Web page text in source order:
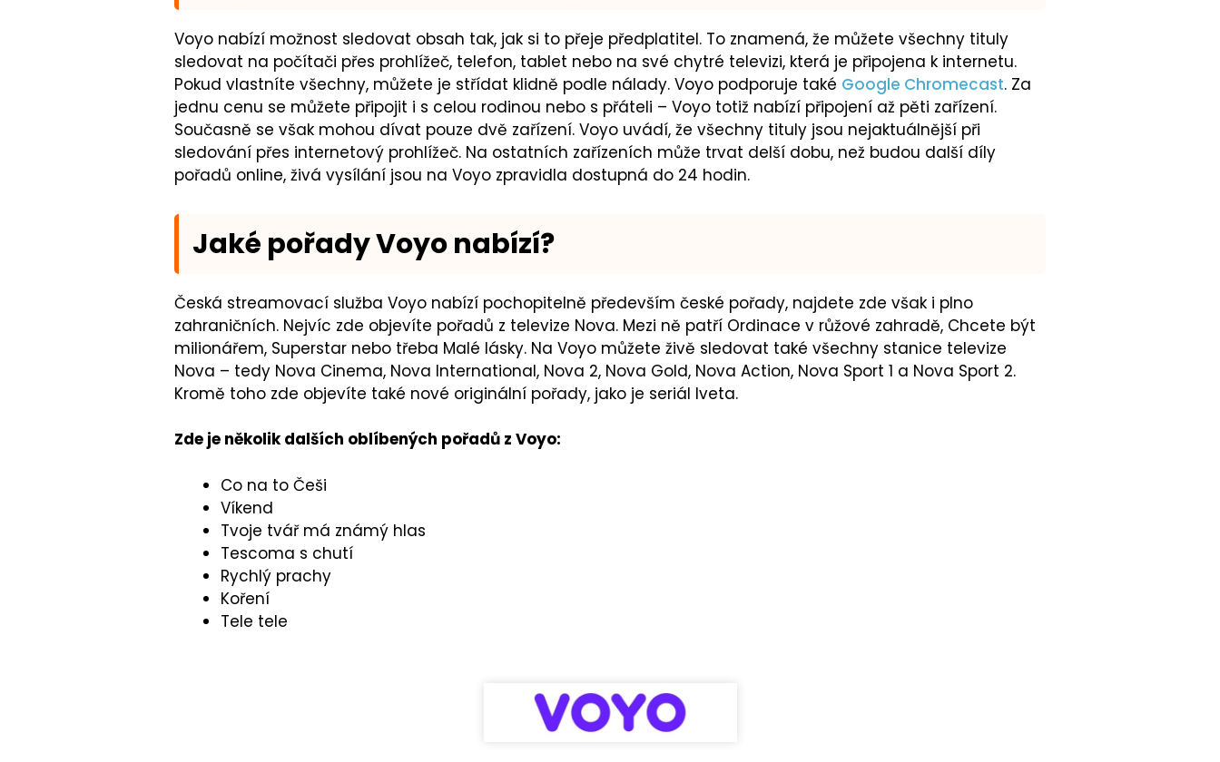
Voyo nabízí možnost sledovat obsah tak, jak si to přeje předplatitel. To znamená, že můžete všechny tituly
sledovat na počítači přes prohlížeč, telefon, tablet nebo na své chytré televizi, která je připojena k internetu.
Pokud vlastníte všechny, můžete je střídat klidně podle nálady. Voyo podporuje také Google Chromecast. Za
jednu cenu se můžete připojit i s celou rodinou nebo s přáteli –⁠ Voyo totiž nabízí připojení až pěti zařízení.
Současně se však mohou dívat pouze dvě zařízení. Voyo uvádí, že všechny tituly jsou nejaktuálnější při
sledování přes internetový prohlížeč. Na ostatních zařízeních může trvat delší dobu, než budou další díly
pořadů online, živá vysílání jsou na Voyo zpravidla dostupná do 24 hodin.
Jaké pořady Voyo nabízí?
Česká streamovací služba Voyo nabízí pochopitelně především české pořady, najdete zde však i plno
zahraničních. Nejvíc zde objevíte pořadů z televize Nova. Mezi ně patří Ordinace v růžové zahradě, Chcete být
milionářem, Superstar nebo třeba Malé lásky. Na Voyo můžete živě sledovat také všechny stanice televize
Nova –⁠ tedy Nova Cinema, Nova International, Nova 2, Nova Gold, Nova Action, Nova Sport 1 a Nova Sport 2.
Kromě toho zde objevíte také nové originální pořady, jako je seriál Iveta.
Zde je několik dalších oblíbených pořadů z Voyo:
Co na to Češi
Víkend
Tvoje tvář má známý hlas
Tescoma s chutí
Rychlý prachy
Koření
Tele tele